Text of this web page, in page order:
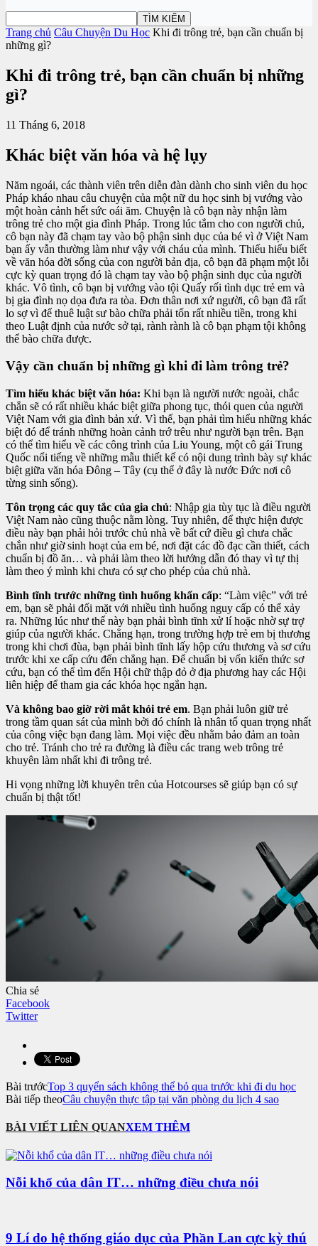
Trang chủ Câu Chuyện Du Học Khi đi trông trẻ, bạn cần chuẩn bị
những gì?
Khi đi trông trẻ, bạn cần chuẩn bị những
gì?
11 Tháng 6, 2018
Khác biệt văn hóa và hệ lụy
Năm ngoái, các thành viên trên diễn đàn dành cho sinh viên du học
Pháp kháo nhau câu chuyện của một nữ du học sinh bị vướng vào
một hoàn cảnh hết sức oái ăm. Chuyện là cô bạn này nhận làm
trông trẻ cho một gia đình Pháp. Trong lúc tắm cho con người chủ,
cô bạn này đã chạm tay vào bộ phận sinh dục của bé vì ở Việt Nam
bạn ấy vẫn thường làm như vậy với cháu của mình. Thiếu hiểu biết
về văn hóa đời sống của con người bản địa, cô bạn đã phạm một lỗi
cực kỳ quan trọng đó là chạm tay vào bộ phận sinh dục của người
khác. Vô tình, cô bạn bị vướng vào tội Quấy rối tình dục trẻ em và
bị gia đình nọ dọa đưa ra tòa. Đơn thân nơi xứ người, cô bạn đã rất
lo sợ vì để thuê luật sư bào chữa phải tốn rất nhiều tiền, trong khi
theo Luật định của nước sở tại, rành rành là cô bạn phạm tội không
thể bào chữa được.
Vậy cần chuẩn bị những gì khi đi làm trông trẻ?
Tìm hiểu khác biệt văn hóa: Khi bạn là người nước ngoài, chắc
chắn sẽ có rất nhiều khác biệt giữa phong tục, thói quen của người
Việt Nam với gia đình bản xứ. Vì thế, bạn phải tìm hiểu những khác
biệt đó để tránh những hoàn cảnh trớ trêu như người bạn trên. Bạn
có thể tìm hiểu về các công trình của Liu Young, một cô gái Trung
Quốc nổi tiếng về những mẫu thiết kế có nội dung trình bày sự khác
biệt giữa văn hóa Đông – Tây (cụ thể ở đây là nước Đức nơi cô
từng sinh sống).
Tôn trọng các quy tắc của gia chủ: Nhập gia tùy tục là điều người
Việt Nam nào cũng thuộc nằm lòng. Tuy nhiên, để thực hiện được
điều này bạn phải hỏi trước chủ nhà về bất cứ điều gì chưa chắc
chắn như giờ sinh hoạt của em bé, nơi đặt các đồ đạc cần thiết, cách
chuẩn bị đồ ăn… và phải làm theo lời hướng dẫn đó thay vì tự thị
làm theo ý mình khi chưa có sự cho phép của chủ nhà.
Bình tĩnh trước những tình huống khẩn cấp: “Làm việc” với trẻ
em, bạn sẽ phải đối mặt với nhiều tình huống nguy cấp có thể xảy
ra. Những lúc như thế này bạn phải bình tĩnh xử lí hoặc nhờ sự trợ
giúp của người khác. Chẳng hạn, trong trường hợp trẻ em bị thương
trong khi chơi đùa, bạn phải bình tĩnh lấy hộp cứu thương và sơ cứu
trước khi xe cấp cứu đến chẳng hạn. Để chuẩn bị vốn kiến thức sơ
cứu, bạn có thể tìm đến Hội chữ thập đỏ ở địa phương hay các Hội
liên hiệp để tham gia các khóa học ngắn hạn.
Và không bao giờ rời mắt khỏi trẻ em. Bạn phải luôn giữ trẻ
trong tầm quan sát của mình bởi đó chính là nhân tố quan trọng nhất
của công việc bạn đang làm. Mọi việc đều nhằm bảo đảm an toàn
cho trẻ. Tránh cho trẻ ra đường là điều các trang web trông trẻ
khuyên làm nhất khi đi trông trẻ.
Hi vọng những lời khuyên trên của Hotcourses sẽ giúp bạn có sự
chuẩn bị thật tốt!
Chia sẻ
Facebook
Twitter
Bài trướcTop 3 quyển sách không thể bỏ qua trước khi đi du học
Bài tiếp theoCâu chuyện thực tập tại văn phòng du lịch 4 sao
BÀI VIẾT LIÊN QUANXEM THÊM
Nỗi khổ của dân IT… những điều chưa nói
9 Lí do hệ thống giáo dục của Phần Lan cực kỳ thú